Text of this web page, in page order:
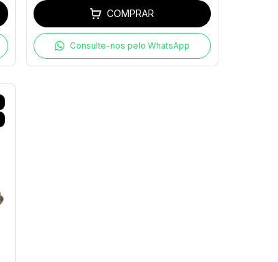
COMPRAR
Consulte-nos pelo WhatsApp